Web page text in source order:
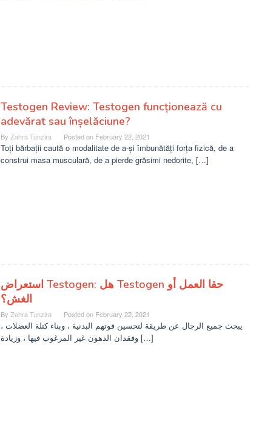
Testogen Review: Testogen funcționează cu
adevărat sau înșelăciune?
By Zahra Tunzira Posted on February 22, 2021
Toți bărbații caută o modalitate de a-și îmbunătăți forța fizică, de a
construi masa musculară, de a pierde grăsimi nedorite, […]
استعراض Testogen: هل Testogen حقا العمل أو
الغش؟
By Zahra Tunzira Posted on February 22, 2021
يبحث جميع الرجال عن طريقة لتحسين قوتهم البدنية ، وبناء كتلة العضلات ،
وفقدان الدهون غير المرغوب فيها ، وزيادة […]